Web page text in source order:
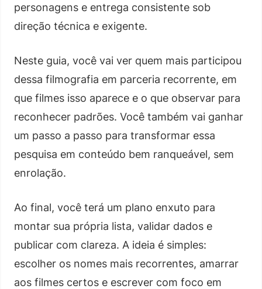
personagens e entrega consistente sob
direção técnica e exigente.
Neste guia, você vai ver quem mais participou
dessa filmografia em parceria recorrente, em
que filmes isso aparece e o que observar para
reconhecer padrões. Você também vai ganhar
um passo a passo para transformar essa
pesquisa em conteúdo bem ranqueável, sem
enrolação.
Ao final, você terá um plano enxuto para
montar sua própria lista, validar dados e
publicar com clareza. A ideia é simples:
escolher os nomes mais recorrentes, amarrar
aos filmes certos e escrever com foco em